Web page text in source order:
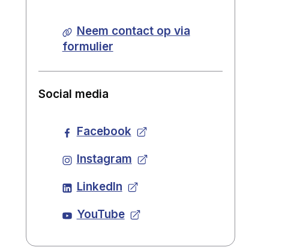
Neem contact op via
formulier
Social media
Facebook
Instagram
LinkedIn
YouTube